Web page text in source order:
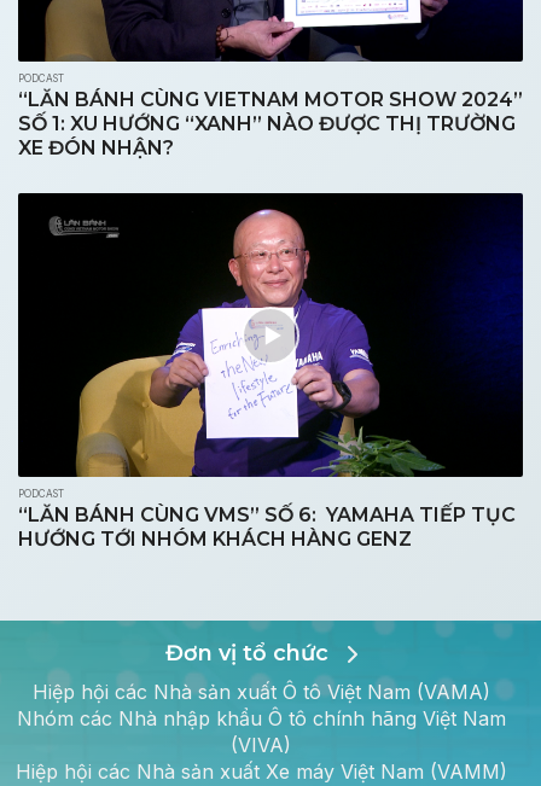
PODCAST
“LĂN BÁNH CÙNG VIETNAM MOTOR SHOW 2024”
SỐ 1: XU HƯỚNG “XANH” NÀO ĐƯỢC THỊ TRƯỜNG
XE ĐÓN NHẬN?
PODCAST
“LĂN BÁNH CÙNG VMS” SỐ 6: YAMAHA TIẾP TỤC
HƯỚNG TỚI NHÓM KHÁCH HÀNG GENZ
Đơn vị tổ chức
Hiệp hội các Nhà sản xuất Ô tô Việt Nam (VAMA)
Nhóm các Nhà nhập khẩu Ô tô chính hãng Việt Nam
(VIVA)
Hiệp hội các Nhà sản xuất Xe máy Việt Nam (VAMM)